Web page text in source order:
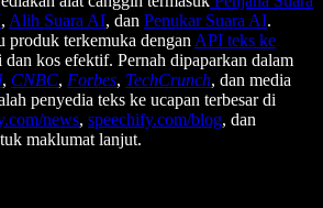
, Alih Suara AI, dan Penukar Suara AI.
produk terkemuka dengan API teks ke
kos efektif. Pernah dipaparkan dalam
, CNBC, Forbes, TechCrunch, dan media
penyedia teks ke ucapan terbesar di
news, speechify.com/blog, dan
maklumat lanjut.